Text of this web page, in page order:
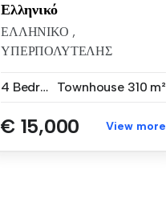
Ελληνικό
ΕΛΛΗΝΙΚΟ ,
ΥΠΕΡΠΟΛΥΤΕΛΗΣ
Τ.Μ., 2 ΕΠΙ...
4 Bedrooms Townhouse 310 m²
€ 15,000 View more